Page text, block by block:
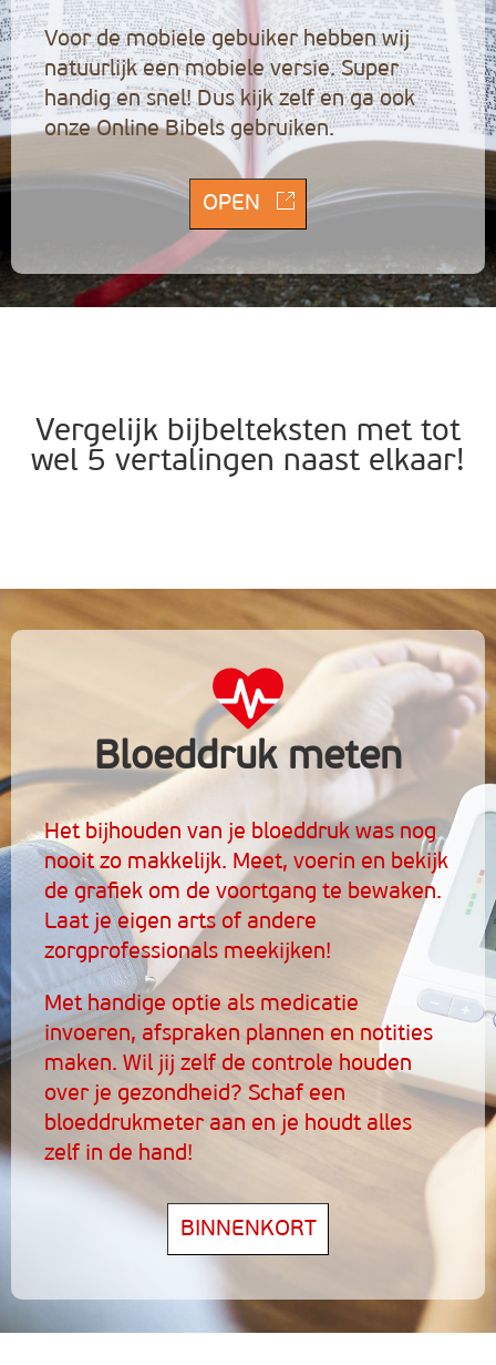
Voor de mobiele gebuiker hebben wij
natuurlijk een mobiele versie. Super
handig en snel! Dus kijk zelf en ga ook
onze Online Bibels gebruiken.
OPEN
Vergelijk bijbelteksten met tot
wel 5 vertalingen naast elkaar!
Bloeddruk meten
Het bijhouden van je bloeddruk was nog
nooit zo makkelijk. Meet, voerin en bekijk
de grafiek om de voortgang te bewaken.
Laat je eigen arts of andere
zorgprofessionals meekijken!
Met handige optie als medicatie
invoeren, afspraken plannen en notities
maken. Wil jij zelf de controle houden
over je gezondheid? Schaf een
bloeddrukmeter aan en je houdt alles
zelf in de hand!
BINNENKORT